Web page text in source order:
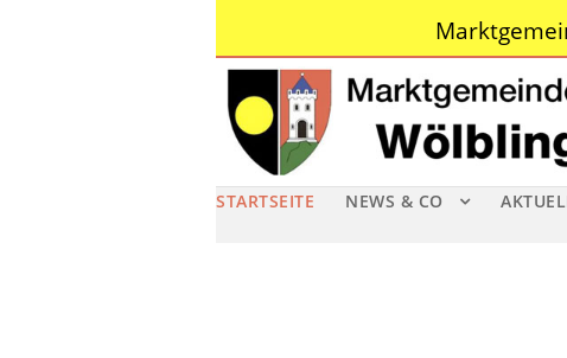
STARTSEITE NEWS & CO